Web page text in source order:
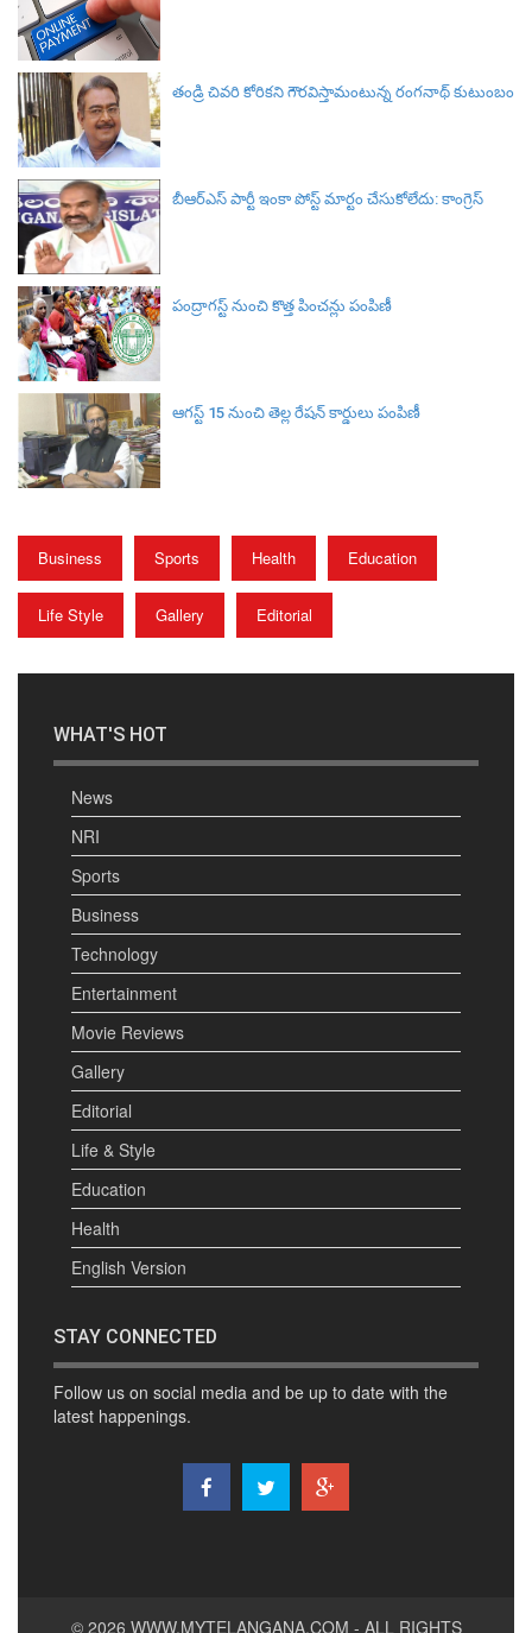
తండ్రి చివరి కోరికని గౌరవిస్తామంటున్న రంగనాథ్ కుటుంబం
బీఆర్ఎస్‌ పార్టీ ఇంకా పోస్ట్ మార్టం చేసుకోలేదు: కాంగ్రెస్‌
పంద్రాగస్ట్ నుంచి కొత్త పించన్లు పంపిణీ
ఆగస్ట్ 15 నుంచి తెల్ల రేషన్ కార్డులు పంపిణీ
Business Sports Health Education
Life Style Gallery Editorial
WHAT'S HOT
News
NRI
Sports
Business
Technology
Entertainment
Movie Reviews
Gallery
Editorial
Life & Style
Education
Health
English Version
STAY CONNECTED
Follow us on social media and be up to date with the
latest happenings.
© 2026 WWW.MYTELANGANA.COM - ALL RIGHTS